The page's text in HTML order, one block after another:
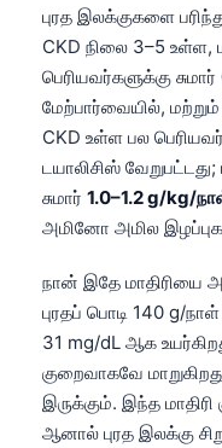
புரத இலக்குகளை
CKD நிலை 3–5 உள்ள,
பெரியவர்களுக்கு சுமார்
மேற்பார்வையில், மற்றும்
CKD உள்ள பல
டயாலிசிஸ்
சுமார் 1.0–1.2 g/kg/
அமினோ அமில
நான் இதே மாதிரியை
புரதப் பொடி 140 g/
31 mg/dL ஆக
குறைவாகவே
இருக்கும். இந்த
ஆனால் புரத இலக்கு